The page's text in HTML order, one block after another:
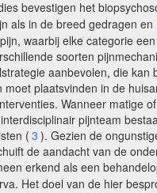
bevestigen het
als in de breed gedragen en
waarbij elke categorie
soorten
aanbevolen, die
plaatsvinden in de
Wanneer matige
pijnteam
( 3 ). Gezien de
de aandacht van de
erkend als een
Het doel van de hier